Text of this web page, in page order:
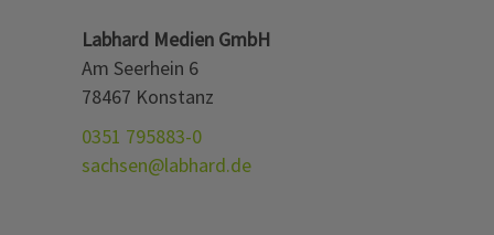
Labhard Medien GmbH
Am Seerhein 6
78467 Konstanz
0351 795883-0
sachsen@labhard.de